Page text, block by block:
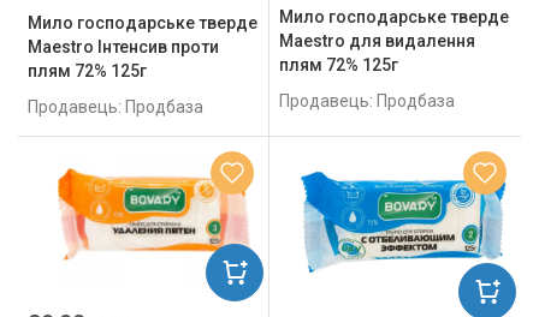
Мило господарське тверде
Maestro Інтенсив проти
плям 72% 125г
Продавець: Продбаза
Мило господарське тверде
Maestro для видалення
плям 72% 125г
Продавець: Продбаза